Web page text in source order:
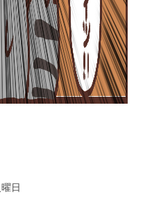
日